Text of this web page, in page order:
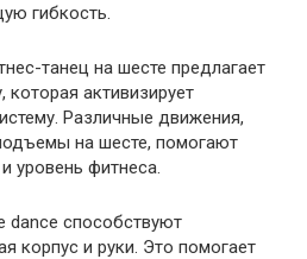
гибкость.
танец на шесте предлагает
которая активизирует
Различные движения,
на шесте, помогают
уровень фитнеса.
dance способствуют
корпус и руки. Это помогает